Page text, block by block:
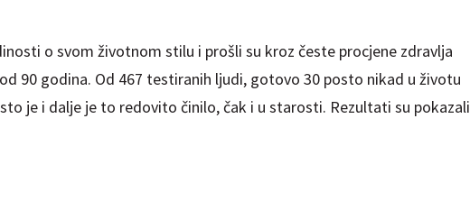
o svom životnom stilu i prošli su kroz česte procjene zdravlja
90 godina. Od 467 testiranih ljudi, gotovo 30 posto nikad u životu
je i dalje je to redovito činilo, čak i u starosti. Rezultati su pokazali